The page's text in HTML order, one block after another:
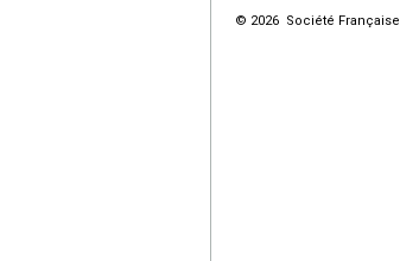
© 2026 Société